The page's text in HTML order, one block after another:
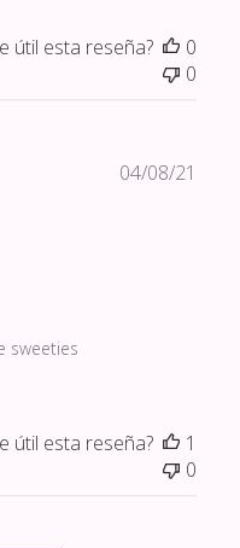
útil esta reseña?
0
0
sweeties
04/08/21
útil esta reseña?
1
0